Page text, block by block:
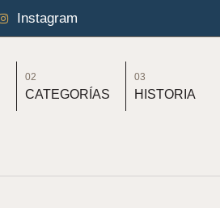
Instagram
02
CATEGORÍAS
03
HISTORIA